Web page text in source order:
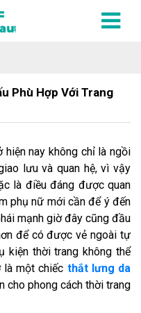
Phù Hợp Với Trang
nay không chỉ là ngồi
lưu và quan hệ, vì vậy
là điều đáng được quan
phụ nữ mới cần để ý đến
mạnh giờ đây cũng đầu
để có được vẻ ngoài tự
kiện thời trang không thể
là một chiếc thắt lưng da
cho phong cách thời trang